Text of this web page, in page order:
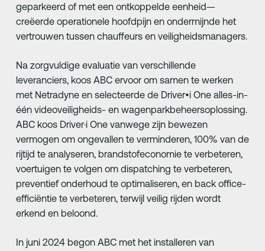
geparkeerd of met een ontkoppelde eenheid—
creëerde operationele hoofdpijn en ondermijnde het
vertrouwen tussen chauffeurs en veiligheidsmanagers.
Na zorgvuldige evaluatie van verschillende
leveranciers, koos ABC ervoor om samen te werken
met Netradyne en selecteerde de Driver•i One alles-in-
één videoveiligheids- en wagenparkbeheersoplossing.
ABC koos Driver·i One vanwege zijn bewezen
vermogen om ongevallen te verminderen, 100% van de
rijtijd te analyseren, brandstofeconomie te verbeteren,
voertuigen te volgen om dispatching te verbeteren,
preventief onderhoud te optimaliseren, en back office-
efficiëntie te verbeteren, terwijl veilig rijden wordt
erkend en beloond.
In juni 2024 begon ABC met het installeren van